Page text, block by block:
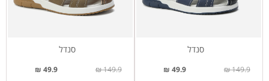
סנדל
49.9 ₪ 149.9 ₪
סנדל
49.9 ₪ 149.9 ₪